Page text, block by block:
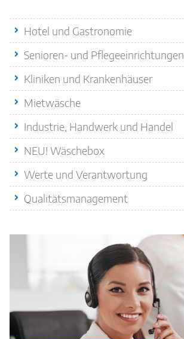
Quicklinks
Hotel und Gastronomie
Senioren- und Pflegeeinrichtungen
Kliniken und Krankenhäuser
Mietwäsche
Industrie, Handwerk und Handel
NEU! Wäschebox
Werte und Verantwortung
Qualitätsmanagement